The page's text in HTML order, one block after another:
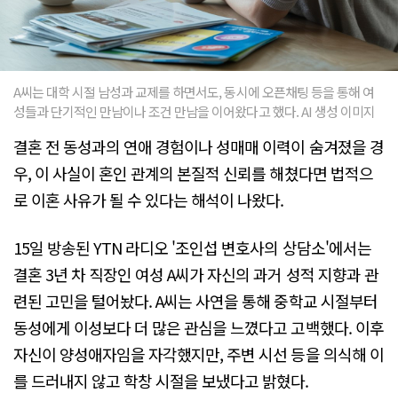
A씨는 대학 시절 남성과 교제를 하면서도, 동시에 오픈채팅 등을 통해 여
성들과 단기적인 만남이나 조건 만남을 이어왔다고 했다. AI 생성 이미지
결혼 전 동성과의 연애 경험이나 성매매 이력이 숨겨졌을 경
우, 이 사실이 혼인 관계의 본질적 신뢰를 해쳤다면 법적으
로 이혼 사유가 될 수 있다는 해석이 나왔다.
15일 방송된 YTN 라디오 '조인섭 변호사의 상담소'에서는
결혼 3년 차 직장인 여성 A씨가 자신의 과거 성적 지향과 관
련된 고민을 털어놨다. A씨는 사연을 통해 중학교 시절부터
동성에게 이성보다 더 많은 관심을 느꼈다고 고백했다. 이후
자신이 양성애자임을 자각했지만, 주변 시선 등을 의식해 이
를 드러내지 않고 학창 시절을 보냈다고 밝혔다.